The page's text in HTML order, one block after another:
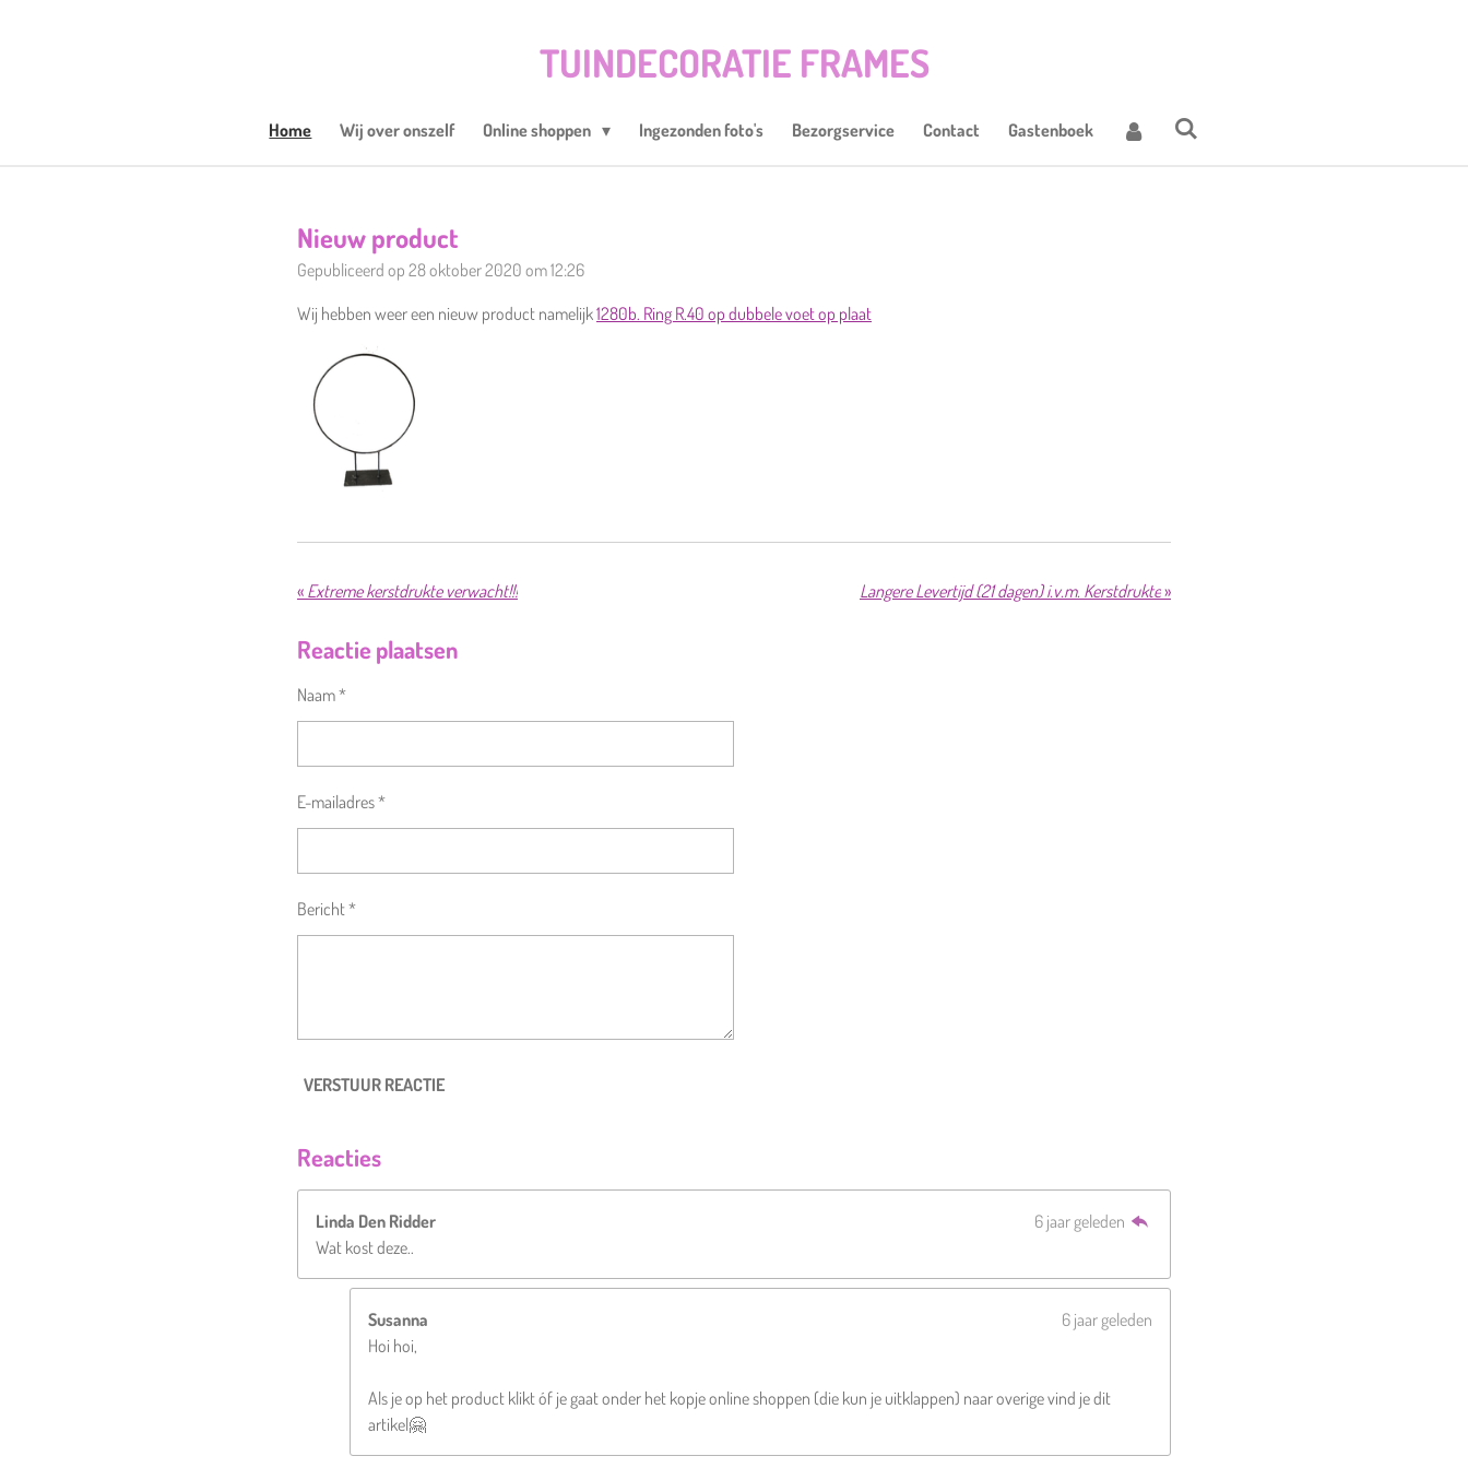
TUINDECORATIE FRAMES
Home Wij over onszelf Online shoppen Ingezonden foto's Bezorgservice Contact Gastenboek
Nieuw product
Gepubliceerd op 28 oktober 2020 om 12:26
Wij hebben weer een nieuw product namelijk1280b. Ring R.40 op dubbele voet op plaat
« Extreme kerstdrukte verwacht!!! Langere Levertijd (21 dagen) i.v.m. Kerstdrukte»
Reactie plaatsen
Naam *
E-mailadres *
Bericht *
VERSTUUR REACTIE
Reacties
Linda Den Ridder
6 jaar geleden
Wat kost deze..
Susanna
6 jaar geleden
Hoi hoi,
Als je op het product klikt óf je gaat onder het kopje online shoppen (die kun je uitklappen) naar overige vind je dit
artikel🤗